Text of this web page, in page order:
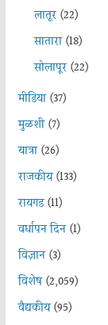
लातूर(22)
सातारा(18)
सोलापूर(22)
मीडिया(37)
मुळशी(7)
यात्रा(26)
राजकीय(133)
रायगड(11)
वर्धापन दिन(1)
विज्ञान(3)
विशेष(2,059)
वैद्यकीय(95)